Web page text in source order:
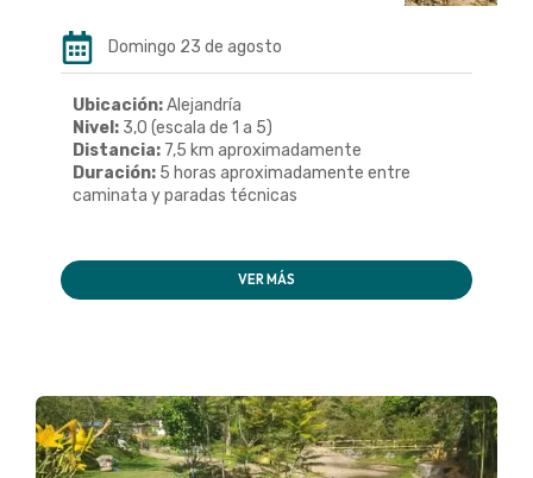
Domingo 23 de agosto
Ubicación:Alejandría
Nivel: 3,0 (escala de 1 a 5)
Distancia: 7,5 km aproximadamente
Duración: 5 horas aproximadamente entre
caminata y paradas técnicas
VER MÁS